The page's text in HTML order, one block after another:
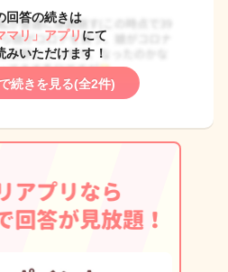
回答の続きは
マリ」アプリ にて
みいただけます！
続きを見る(全2件)